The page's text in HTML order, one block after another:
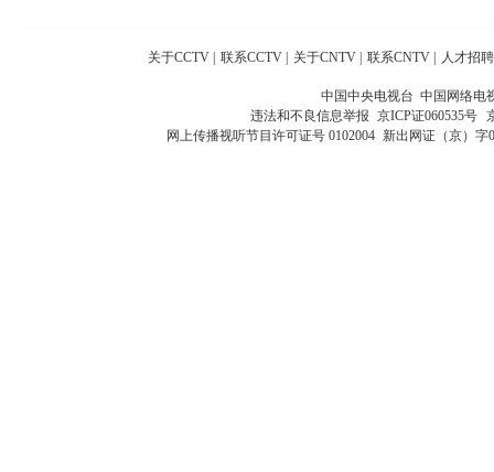
关于CCTV 联系CCTV 关于CNTV 联系CNTV 人才招聘
中国中央电视台 中国网络电
违法和不良信息举报 京ICP证060535号
网上传播视听节目许可证号 0102004 新出网证（京）